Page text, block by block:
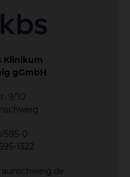
Klinikum
gGmbH
9/10
595-0
1322